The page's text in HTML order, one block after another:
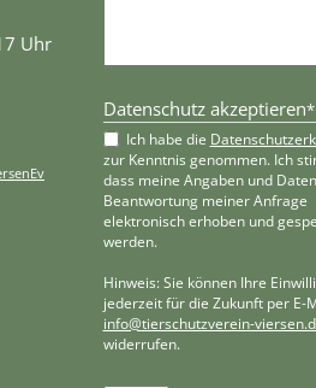
Uhr
Datenschutz akzeptieren*
Ich habe die
zur Kenntnis genommen. Ich
dass meine Angaben und
Beantwortung meiner Anfrage
elektronisch erhoben und
werden.
Hinweis: Sie können Ihre
jederzeit für die Zukunft per E-
info@tierschutzverein-
widerrufen.